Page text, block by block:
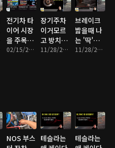
전기차 타
이어 시장
을 주목하
라
02/15/2022 • 12분
장기주차
이거모르
고 방치하
면 '브레이
11/28/2021 • 10분
브레이크
밟을때 나
는 '딱'소
리 해결방
11/28/2021 • 9분
NOS 부스 테슬라는
테슬라는